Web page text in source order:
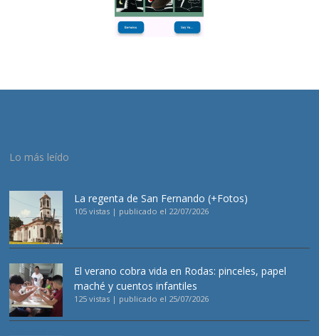
Lo más leído
La regenta de San Fernando (+Fotos)
105 vistas | publicado el 22/07/2026
El verano cobra vida en Rodas: pinceles, papel
maché y cuentos infantiles
125 vistas | publicado el 25/07/2026